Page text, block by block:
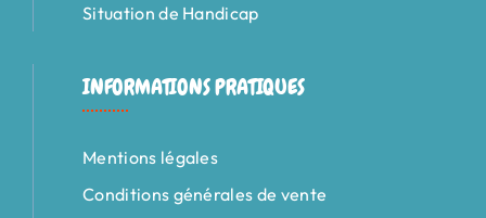
Situation de Handicap
INFORMATIONS PRATIQUES
Mentions légales
Conditions générales de vente